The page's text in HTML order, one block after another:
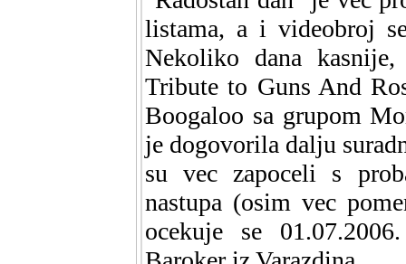
listama, a i videobroj
Nekoliko dana
Tribute to Guns And
Boogaloo sa grupom
je dogovorila dalju
su vec zapoceli s
nastupa (osim vec
ocekuje se